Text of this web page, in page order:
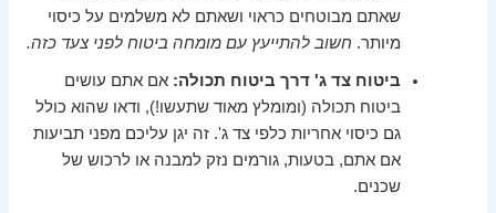
שאתם מבוטחים כראוי ושאתם לא משלמים על כיסוי
מיותר. חשוב להתייעץ עם מומחה ביטוח לפני צעד כזה.
ביטוח צד ג' דרך ביטוח תכולה: אם אתם עושים
ביטוח תכולה (ומומלץ מאוד שתעשו!), ודאו שהוא כולל
גם כיסוי אחריות כלפי צד ג'. זה יגן עליכם מפני תביעות
אם אתם, בטעות, גורמים נזק למבנה או לרכוש של
שכנים.